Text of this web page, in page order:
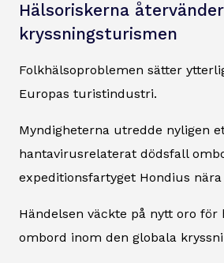
Hälsoriskerna
kryssningsturismen
Folkhälsoproblemen sätter
Europas turistindustri.
Myndigheterna utredde nyligen
hantavirusrelaterat dödsfall
expeditionsfartyget Hondius
Händelsen väckte på nytt oro för
ombord inom den globala